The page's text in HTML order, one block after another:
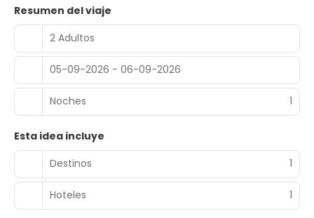
Te sentirás como en tu propia casa en cualquiera de las
148 habitaciones con aire acondicionado. La conexión wifi
gratis te mantendrá en contacto con los tuyos. Además,
podrás disfrutar de canales por satélite. El cuarto de baño
está provisto de ducha. Entre las comodidades, se
incluyen escritorio, además de un servicio de limpieza
disponible todos los días.
Se ofrece un desayuno bufé todos los días de 07:00 a
Tendrás un centro de negocios, un servicio de recepción
las 24 horas y consigna de equipaje a tu disposición.
Resumen del viaje
2 Adultos
05-09-2026 - 06-09-2026
Noches 1
Esta idea incluye
Destinos
1
Hoteles 1